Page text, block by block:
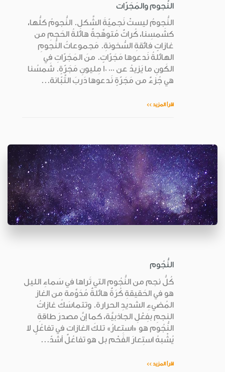
النُّجوم والمَجَرّات
النُّجومُ ليستْ نَجميّةَ الشَّكلِ. النُّجومُ كلُّها،
كشَمسِنا، كُراتٌ مُتوهِّجةٌ هائلةُ الحَجمِ من
غازاتٍ فائقةِ السُّخونةِ. مَجموعاتُ النُّجومِ
الهائلةُ نَدعوها مَجَرّاتٍ. منَ المَجَرّاتِ في
الكَونِ ما يَزيدُ عن 000 10 مِليونِ مَجَرّةٍ. شَمسُنا
هي جُزءٌ من مَجَرّةٍ نَدعوها دَربَ التَّبّانة...
اقرأ المزيد >>
النُّجُوم
كُلُّ نجم من النُّجُوم التي تَراها في سَماءِ الليل
هو في الحَقيقةِ كُرَةٌ هائلةٌ مُدَوِّمة من الغاز
المُضيءِ الشديدِ الحرارة. وتتماسَكُ غازاتُ
النجمِ بفِعْلِ الجاذبيَّة، كما إنَّ مصدرَ طاقةِ
النُّجُوم هو «استِعارُ» تلكَ الغازات في تفاعُلٍ لا
يُشْبهُ استِعارَ الفَحْم بل هو تفاعُلٌ أشدّ...
اقرأ المزيد >>